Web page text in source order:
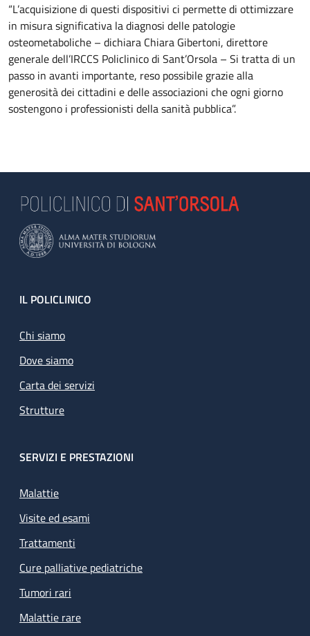
“L’acquisizione di questi dispositivi ci permette di ottimizzare
in misura significativa la diagnosi delle patologie
osteometaboliche – dichiara Chiara Gibertoni, direttore
generale dell’IRCCS Policlinico di Sant’Orsola – Si tratta di un
passo in avanti importante, reso possibile grazie alla
generosità dei cittadini e delle associazioni che ogni giorno
sostengono i professionisti della sanità pubblica”.
Footer
IL POLICLINICO
Chi siamo
Dove siamo
Carta dei servizi
Strutture
SERVIZI E PRESTAZIONI
Malattie
Visite ed esami
Trattamenti
Cure palliative pediatriche
Tumori rari
Malattie rare